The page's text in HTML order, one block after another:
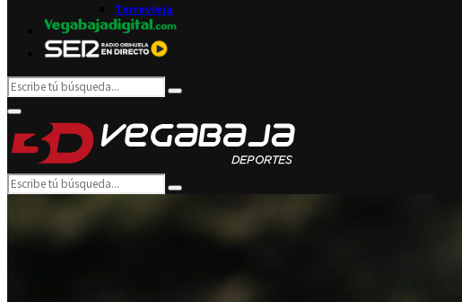
Torrevieja
Search
for:
Search
Primary
Menu
Search
for:
Search